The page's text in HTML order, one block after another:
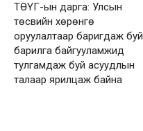
ТӨҮГ-ын дарга: Улсын
төсвийн хөрөнгө
оруулалтаар баригдаж буй
барилга байгууламжид
тулгамдаж буй асуудлын
талаар ярилцаж байна